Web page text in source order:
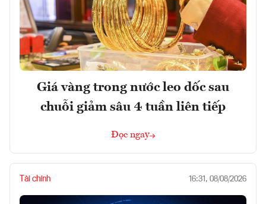
Giá vàng trong nước leo dốc sau
chuỗi giảm sâu 4 tuần liên tiếp
Đọc ngay
Tài chính 16:31, 08/08/2026